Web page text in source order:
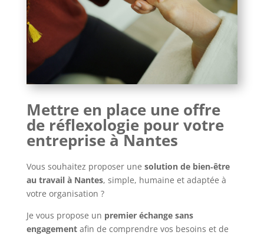
Mettre en place une offre
de réflexologie pour votre
entreprise à Nantes
Vous souhaitez proposer une solution de bien‑être
au travail à Nantes, simple, humaine et adaptée à
votre organisation ?
Je vous propose un premier échange sans
engagementafin de comprendre vos besoins et de